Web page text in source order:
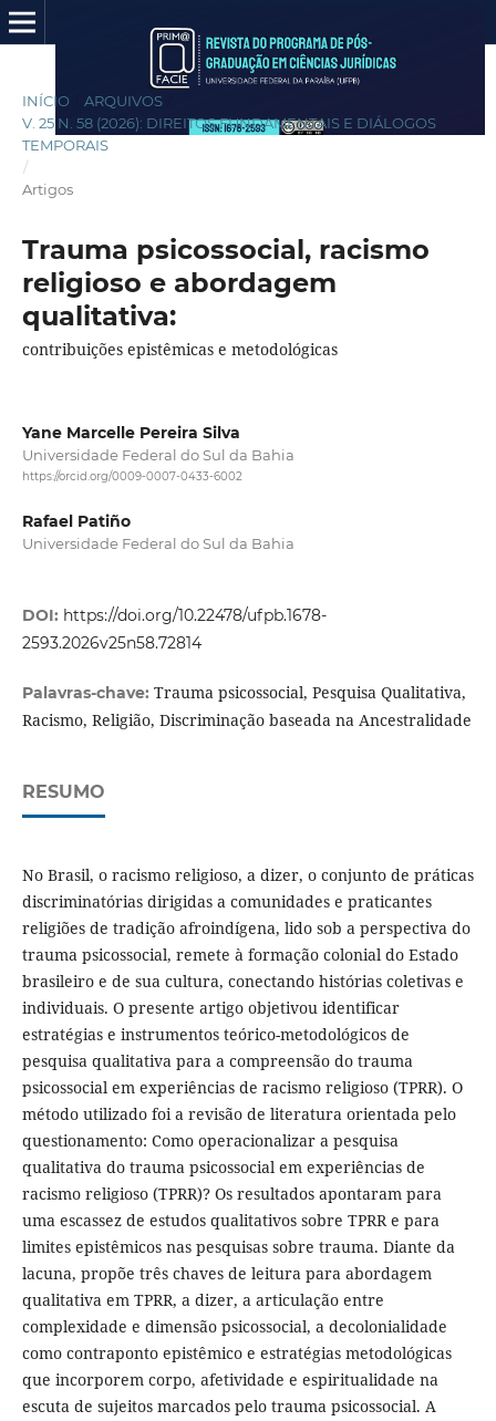
INÍCIO ARQUIVOS
V. 25 N. 58 (2026): DIREITOS FUNDAMENTAIS E DIÁLOGOS
TEMPORAIS
/
Artigos
Trauma psicossocial, racismo
religioso e abordagem
qualitativa:
contribuições epistêmicas e metodológicas
Yane Marcelle Pereira Silva
Universidade Federal do Sul da Bahia
https://orcid.org/0009-0007-0433-6002
Rafael Patiño
Universidade Federal do Sul da Bahia
DOI: https://doi.org/10.22478/ufpb.1678-
2593.2026v25n58.72814
Palavras-chave: Trauma psicossocial, Pesquisa Qualitativa,
Racismo, Religião, Discriminação baseada na Ancestralidade
RESUMO
No Brasil, o racismo religioso, a dizer, o conjunto de práticas
discriminatórias dirigidas a comunidades e praticantes
religiões de tradição afroindígena, lido sob a perspectiva do
trauma psicossocial, remete à formação colonial do Estado
brasileiro e de sua cultura, conectando histórias coletivas e
individuais. O presente artigo objetivou identificar
estratégias e instrumentos teórico-metodológicos de
pesquisa qualitativa para a compreensão do trauma
psicossocial em experiências de racismo religioso (TPRR). O
método utilizado foi a revisão de literatura orientada pelo
questionamento: Como operacionalizar a pesquisa
qualitativa do trauma psicossocial em experiências de
racismo religioso (TPRR)? Os resultados apontaram para
uma escassez de estudos qualitativos sobre TPRR e para
limites epistêmicos nas pesquisas sobre trauma. Diante da
lacuna, propõe três chaves de leitura para abordagem
qualitativa em TPRR, a dizer, a articulação entre
complexidade e dimensão psicossocial, a decolonialidade
como contraponto epistêmico e estratégias metodológicas
que incorporem corpo, afetividade e espiritualidade na
escuta de sujeitos marcados pelo trauma psicossocial. A